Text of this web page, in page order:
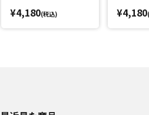
¥4,180(税込) ¥4,180